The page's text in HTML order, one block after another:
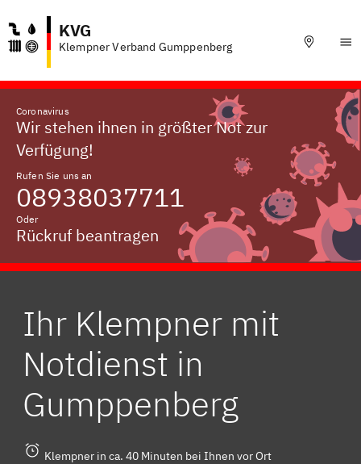
KVG
Klempner Verband Gumppenberg
Coronavirus
Wir stehen ihnen in größter Not zur
Verfügung!
Rufen Sie uns an
08938037711
Oder
Rückruf beantragen
Ihr Klempner mit
Notdienst in
Gumppenberg
Klempner in ca. 40 Minuten bei Ihnen vor Ort